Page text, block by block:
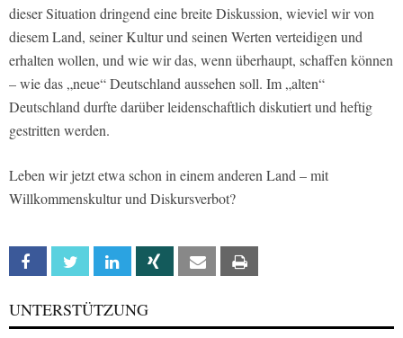
dieser Situation dringend eine breite Diskussion, wieviel wir von
diesem Land, seiner Kultur und seinen Werten verteidigen und
erhalten wollen, und wie wir das, wenn überhaupt, schaffen können
– wie das „neue“ Deutschland aussehen soll. Im „alten“
Deutschland durfte darüber leidenschaftlich diskutiert und heftig
gestritten werden.
Leben wir jetzt etwa schon in einem anderen Land – mit
Willkommenskultur und Diskursverbot?
Facebook Twitter Linkedin Xing Email
UNTERSTÜTZUNG